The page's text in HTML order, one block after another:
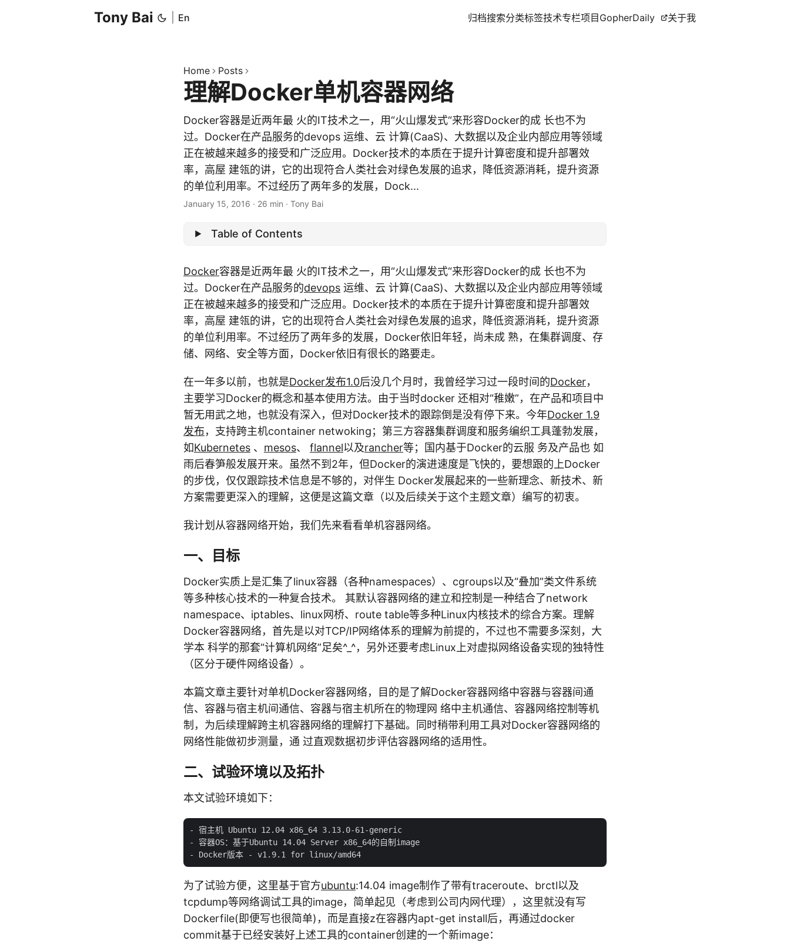
Tony Bai En 归档搜索分类标签技术专栏项目 GopherDaily 关于我
Home Posts
理解Docker单机容器网络
Docker容器是近两年最 火的IT技术之一，用“火山爆发式“来形容Docker的成 长也不为
过。Docker在产品服务的devops 运维、云 计算(CaaS)、大数据以及企业内部应用等领域
正在被越来越多的接受和广泛应用。Docker技术的本质在于提升计算密度和提升部署效
率，高屋 建瓴的讲，它的出现符合人类社会对绿色发展的追求，降低资源消耗，提升资源
的单位利用率。不过经历了两年多的发展，Dock...
January 15, 2016 · 26 min · Tony Bai
Table of Contents
Docker容器是近两年最 火的IT技术之一，用“火山爆发式“来形容Docker的成 长也不为
过。Docker在产品服务的devops 运维、云 计算(CaaS)、大数据以及企业内部应用等领域
正在被越来越多的接受和广泛应用。Docker技术的本质在于提升计算密度和提升部署效
率，高屋 建瓴的讲，它的出现符合人类社会对绿色发展的追求，降低资源消耗，提升资源
的单位利用率。不过经历了两年多的发展，Docker依旧年轻，尚未成 熟，在集群调度、存
储、网络、安全等方面，Docker依旧有很长的路要走。
在一年多以前，也就是Docker发布1.0后没几个月时，我曾经学习过一段时间的Docker，
主要学习Docker的概念和基本使用方法。由于当时docker 还相对“稚嫩”，在产品和项目中
暂无用武之地，也就没有深入，但对Docker技术的跟踪倒是没有停下来。今年Docker 1.9
发布，支持跨主机container netwoking；第三方容器集群调度和服务编织工具蓬勃发展，
如Kubernetes 、 mesos、 flannel以及rancher等；国内基于Docker的云服 务及产品也 如
雨后春笋般发展开来。虽然不到2年，但Docker的演进速度是飞快的，要想跟的上Docker
的步伐，仅仅跟踪技术信息是不够的，对伴生 Docker发展起来的一些新理念、新技术、新
方案需要更深入的理解，这便是这篇文章（以及后续关于这个主题文章）编写的初衷。
我计划从容器网络开始，我们先来看看单机容器网络。
一、目标
Docker实质上是汇集了linux容器（各种namespaces）、cgroups以及“叠加”类文件系统
等多种核心技术的一种复合技术。 其默认容器网络的建立和控制是一种结合了network
namespace、iptables、linux网桥、route table等多种Linux内核技术的综合方案。理解
Docker容器网络，首先是以对TCP/IP网络体系的理解为前提的，不过也不需要多深刻，大
学本 科学的那套“计算机网络”足矣^_^，另外还要考虑Linux上对虚拟网络设备实现的独特性
（区分于硬件网络设备）。
本篇文章主要针对单机Docker容器网络，目的是了解Docker容器网络中容器与容器间通
信、容器与宿主机间通信、容器与宿主机所在的物理网 络中主机通信、容器网络控制等机
制，为后续理解跨主机容器网络的理解打下基础。同时稍带利用工具对Docker容器网络的
网络性能做初步测量，通 过直观数据初步评估容器网络的适用性。
二、试验环境以及拓扑
本文试验环境如下：
- 宿主机 Ubuntu 12.04 x86_64 3.13.0-61-generic
- 容器OS：基于Ubuntu 14.04 Server x86_64的自制image
为了试验方便，这里基于官方ubuntu:14.04 image制作了带有traceroute、brctl以及
tcpdump等网络调试工具的image，简单起见（考虑到公司内网代理），这里就没有写
Dockerfile(即便写也很简单)，而是直接z在容器内apt-get install后，再通过docker
commit基于已经安装好上述工具的container创建的一个新image：